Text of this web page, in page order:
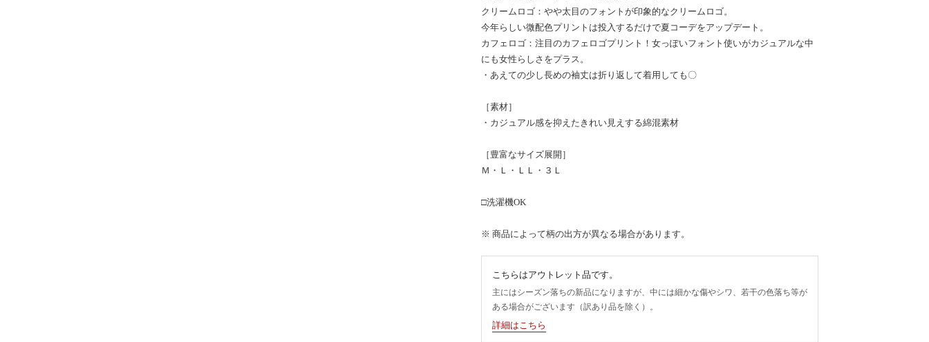
クリームロゴ：やや太目のフォントが印象的なクリームロゴ。
今年らしい微配色プリントは投入するだけで夏コーデをアップデート。
カフェロゴ：注目のカフェロゴプリント！女っぽいフォント使いがカジュアルな中
にも女性らしさをプラス。
・あえての少し長めの袖丈は折り返して着用しても〇
［素材］
・カジュアル感を抑えたきれい見えする綿混素材
［豊富なサイズ展開］
Ｍ・Ｌ・ＬＬ・３Ｌ
□洗濯機OK
※ 商品によって柄の出方が異なる場合があります。
こちらはアウトレット品です。
主にはシーズン落ちの新品になりますが、中には細かな傷やシワ、若干の色落ち等が
ある場合がございます（訳あり品を除く）。
詳細はこちら